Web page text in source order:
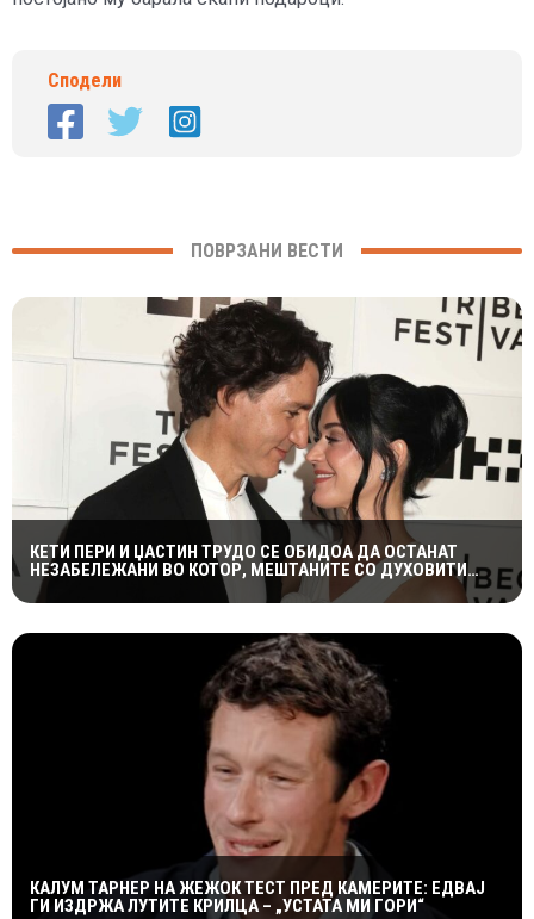
Сподели
ПОВРЗАНИ ВЕСТИ
КЕТИ ПЕРИ И ЏАСТИН ТРУДО СЕ ОБИДОА ДА ОСТАНАТ
НЕЗАБЕЛЕЖАНИ ВО КОТОР, МЕШТАНИТЕ СО ДУХОВИТИ
РЕАКЦИИ: „НИКОЈ НЕ БИ ГИ ПРЕПОЗНАЛ“
КАЛУМ ТАРНЕР НА ЖЕЖОК ТЕСТ ПРЕД КАМЕРИТЕ: ЕДВАЈ
ГИ ИЗДРЖА ЛУТИТЕ КРИЛЦА – „УСТАТА МИ ГОРИ“